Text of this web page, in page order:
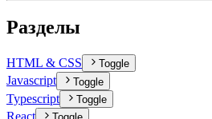
Разделы
HTML & CSS Toggle
Javascript Toggle
Typescript Toggle